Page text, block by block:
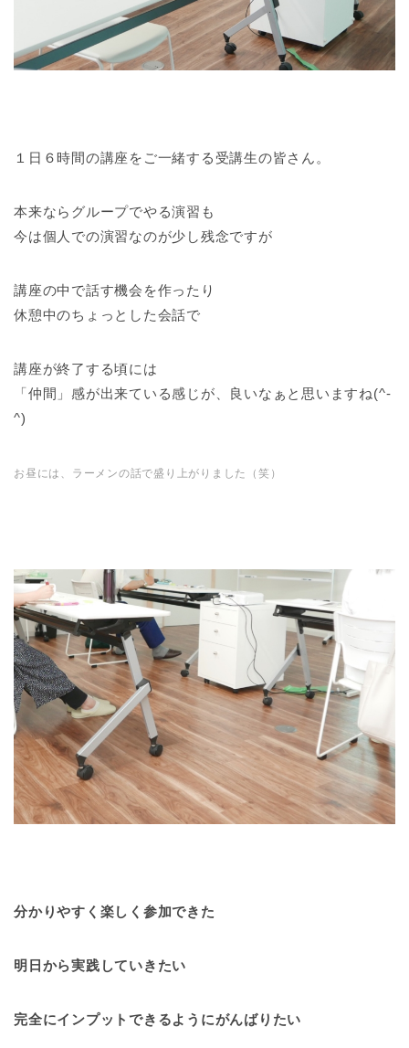
１日６時間の講座をご一緒する受講生の皆さん。
本来ならグループでやる演習も
今は個人での演習なのが少し残念ですが
講座の中で話す機会を作ったり
休憩中のちょっとした会話で
講座が終了する頃には
「仲間」感が出来ている感じが、良いなぁと思いますね(^-
^)
お昼には、ラーメンの話で盛り上がりました（笑）
分かりやすく楽しく参加できた
明日から実践していきたい
完全にインプットできるようにがんばりたい